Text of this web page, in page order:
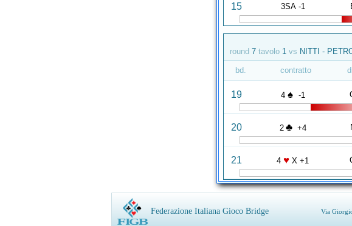
15 3SA -1
round 7 tavolo 1 vs NITTI -
bd. contratto
19 4 ♠ -1
20 2 ♣ +4
21 4 ♥ X +1
Federazione Italiana Gioco Bridge Via